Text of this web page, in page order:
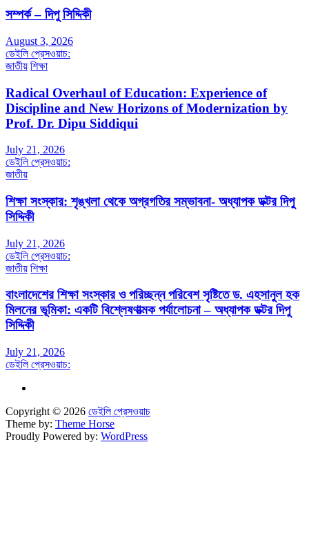
সম্পর্ক – দিপু সিদ্দিকী
August 3, 2026
ডেইলি প্রেসওয়াচ:
জাতীয় শিক্ষা
Radical Overhaul of Education: Experience of
Discipline and New Horizons of Modernization by
Prof. Dr. Dipu Siddiqui
July 21, 2026
ডেইলি প্রেসওয়াচ:
জাতীয়
শিক্ষা সংস্কার: শৃঙ্খলা থেকে অগ্রগতির সম্ভাবনা- অধ্যাপক ডক্টর দিপু
সিদ্দিকী
July 21, 2026
ডেইলি প্রেসওয়াচ:
জাতীয় শিক্ষা
বাংলাদেশের শিক্ষা সংস্কার ও পরিচ্ছন্ন পরিবেশ সৃষ্টিতে ড. এহসানুল হক
মিলনের ভূমিকা: একটি বিশ্লেষণাত্মক পর্যালোচনা – অধ্যাপক ডক্টর দিপু
সিদ্দিকী
July 21, 2026
ডেইলি প্রেসওয়াচ:
Copyright © 2026 ডেইলি প্রেসওয়াচ
Theme by: Theme Horse
Proudly Powered by: WordPress